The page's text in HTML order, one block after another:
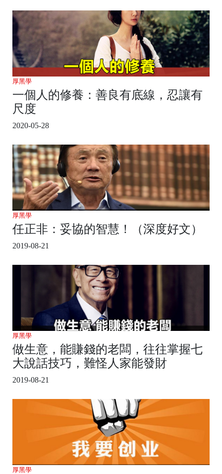
厚黑學
一個人的修養：善良有底線，忍讓有
尺度
2020-05-28
厚黑學
任正非：妥協的智慧！（深度好文）
2019-08-21
厚黑學
做生意，能賺錢的老闆，往往掌握七
大說話技巧，難怪人家能發財
2019-08-21
厚黑學